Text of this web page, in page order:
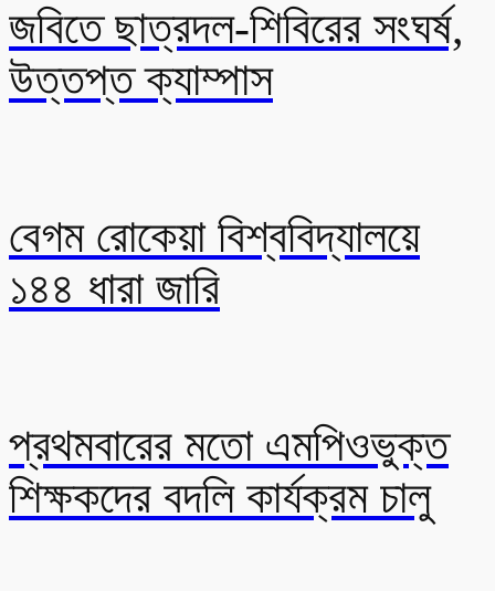
জবিতে ছাত্রদল-শিবিরের সংঘর্ষ,
উত্তপ্ত ক্যাম্পাস
বেগম রোকেয়া বিশ্ববিদ্যালয়ে
১৪৪ ধারা জারি
প্রথমবারের মতো এমপিওভুক্ত
শিক্ষকদের বদলি কার্যক্রম চালু